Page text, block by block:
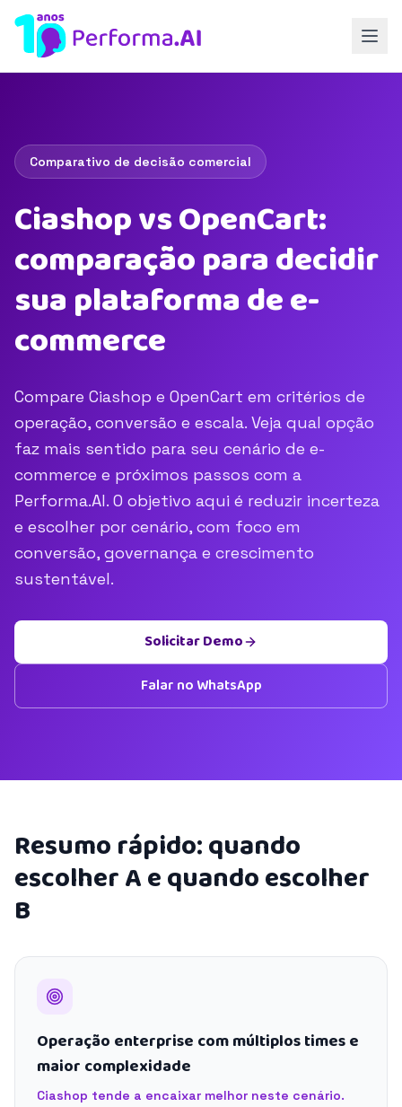
Comparativo de decisão comercial
Ciashop vs OpenCart:
comparação para decidir
sua plataforma de e-
commerce
Compare Ciashop e OpenCart em critérios de
operação, conversão e escala. Veja qual opção
faz mais sentido para seu cenário de e-
commerce e próximos passos com a
Performa.AI. O objetivo aqui é reduzir incerteza
e escolher por cenário, com foco em
conversão, governança e crescimento
sustentável.
Solicitar Demo
Falar no WhatsApp
Resumo rápido: quando
escolher A e quando escolher
B
Operação enterprise com múltiplos times e
maior complexidade
Ciashop tende a encaixar melhor neste cenário.